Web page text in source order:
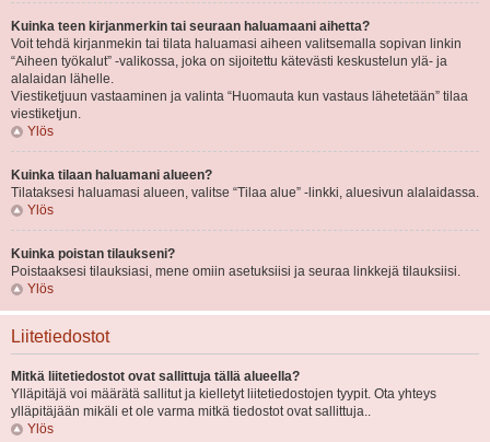
Kuinka teen kirjanmerkin tai seuraan haluamaani aihetta?
Voit tehdä kirjanmekin tai tilata haluamasi aiheen valitsemalla sopivan linkin
“Aiheen työkalut” -valikossa, joka on sijoitettu kätevästi keskustelun ylä- ja
alalaidan lähelle.
Viestiketjuun vastaaminen ja valinta “Huomauta kun vastaus lähetetään” tilaa
viestiketjun.
Ylös
Kuinka tilaan haluamani alueen?
Tilataksesi haluamasi alueen, valitse “Tilaa alue” -linkki, aluesivun alalaidassa.
Ylös
Kuinka poistan tilaukseni?
Poistaaksesi tilauksiasi, mene omiin asetuksiisi ja seuraa linkkejä tilauksiisi.
Ylös
Liitetiedostot
Mitkä liitetiedostot ovat sallittuja tällä alueella?
Ylläpitäjä voi määrätä sallitut ja kielletyt liitetiedostojen tyypit. Ota yhteys
ylläpitäjään mikäli et ole varma mitkä tiedostot ovat sallittuja..
Ylös